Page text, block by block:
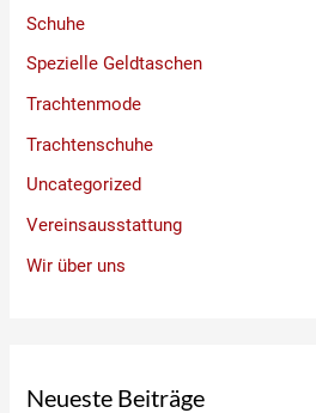
Schuhe
Spezielle Geldtaschen
Trachtenmode
Trachtenschuhe
Uncategorized
Vereinsausstattung
Wir über uns
Neueste Beiträge